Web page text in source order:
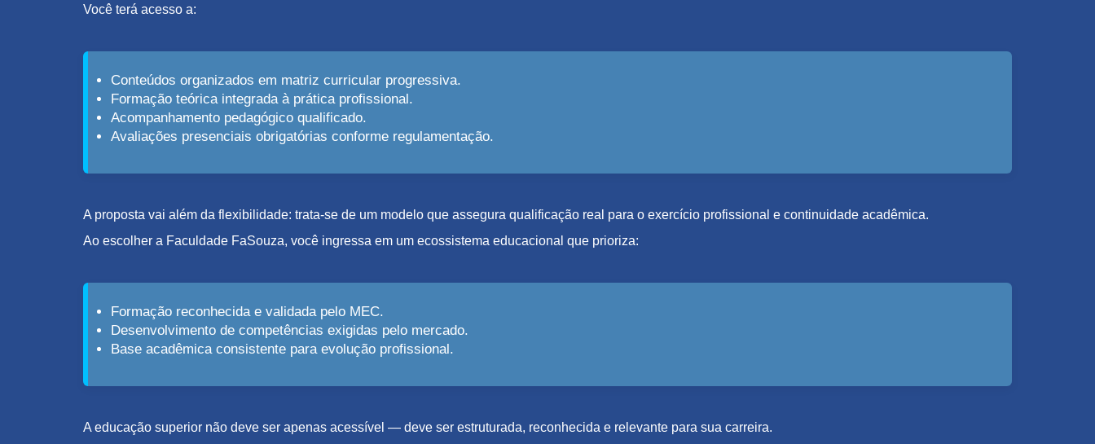
Você terá acesso a:
Conteúdos organizados em matriz curricular progressiva.
Formação teórica integrada à prática profissional.
Acompanhamento pedagógico qualificado.
Avaliações presenciais obrigatórias conforme regulamentação.
A proposta vai além da flexibilidade: trata-se de um modelo que assegura qualificação real para o exercício profissional e continuidade acadêmica.
Ao escolher a Faculdade FaSouza, você ingressa em um ecossistema educacional que prioriza:
Formação reconhecida e validada pelo MEC.
Desenvolvimento de competências exigidas pelo mercado.
Base acadêmica consistente para evolução profissional.
A educação superior não deve ser apenas acessível — deve ser estruturada, reconhecida e relevante para sua carreira.